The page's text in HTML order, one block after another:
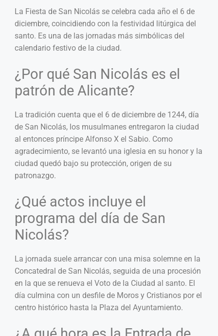
La Fiesta de San Nicolás se celebra cada año el 6 de
diciembre, coincidiendo con la festividad litúrgica del
santo. Es una de las jornadas más simbólicas del
calendario festivo de la ciudad.
¿Por qué San Nicolás es el
patrón de Alicante?
La tradición cuenta que el 6 de diciembre de 1244, día
de San Nicolás, los musulmanes entregaron la ciudad
al entonces príncipe Alfonso X el Sabio. Como
agradecimiento, se levantó una iglesia en su honor y la
ciudad quedó bajo su protección, origen de su
patronazgo.
¿Qué actos incluye el
programa del día de San
Nicolás?
La jornada suele arrancar con una misa solemne en la
Concatedral de San Nicolás, seguida de una procesión
en la que se renueva el Voto de la Ciudad al santo. El
día culmina con un desfile de Moros y Cristianos por el
centro histórico hasta la Plaza del Ayuntamiento.